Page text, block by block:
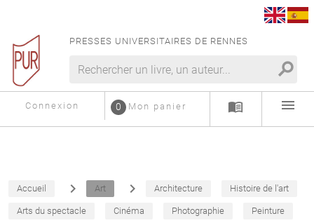
PRESSES UNIVERSITAIRES DE RENNES
search
Connexion Mon panier
0 menu_book menu
Accueil navigate_next Art navigate_next Architecture Histoire de l'art
Arts du spectacle Cinéma Photographie Peinture